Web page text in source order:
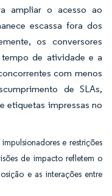
ampliar o acesso ao
escassa fora dos
os conversores
de atividade e a
com menos
de SLAs,
etiquetas impressas no
e restrições
de impacto refletem o
e as interações entre